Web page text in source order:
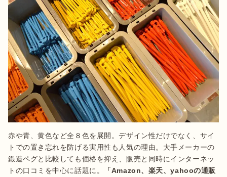
赤や青、黄色など全８色を展開。デザイン性だけでなく、サイ
トでの置き忘れを防げる実用性も人気の理由。大手メーカーの
鍛造ペグと比較しても価格を抑え、販売と同時にインターネッ
トの口コミを中心に話題に。
「Amazon、楽天、yahooの通販